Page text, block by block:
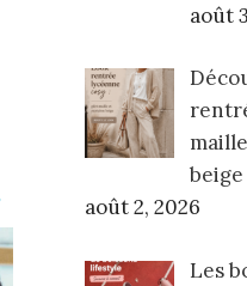
août
beige
août 2, 2026
Les